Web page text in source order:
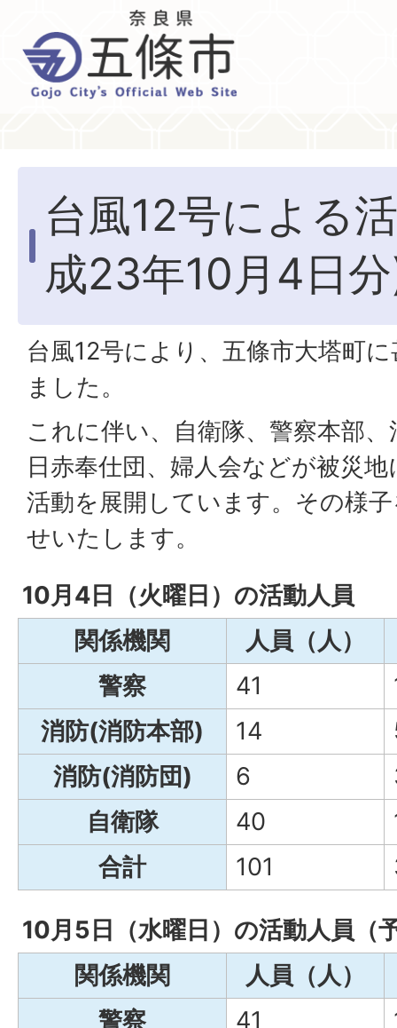
台風12号による
成23年10月4日
台風12号により、五條市大塔町
ました。
これに伴い、自衛隊、警察本部
日赤奉仕団、婦人会などが被災
活動を展開しています。その様
せいたします。
10月4日（火曜日）の活動人員
関係機関
人員（人）
警察
41
消防(消防本部)
14
消防(消防団)
6
自衛隊
40
合計
101
10月5日（水曜日）の活動人員（
関係機関
人員（人）
警察
41